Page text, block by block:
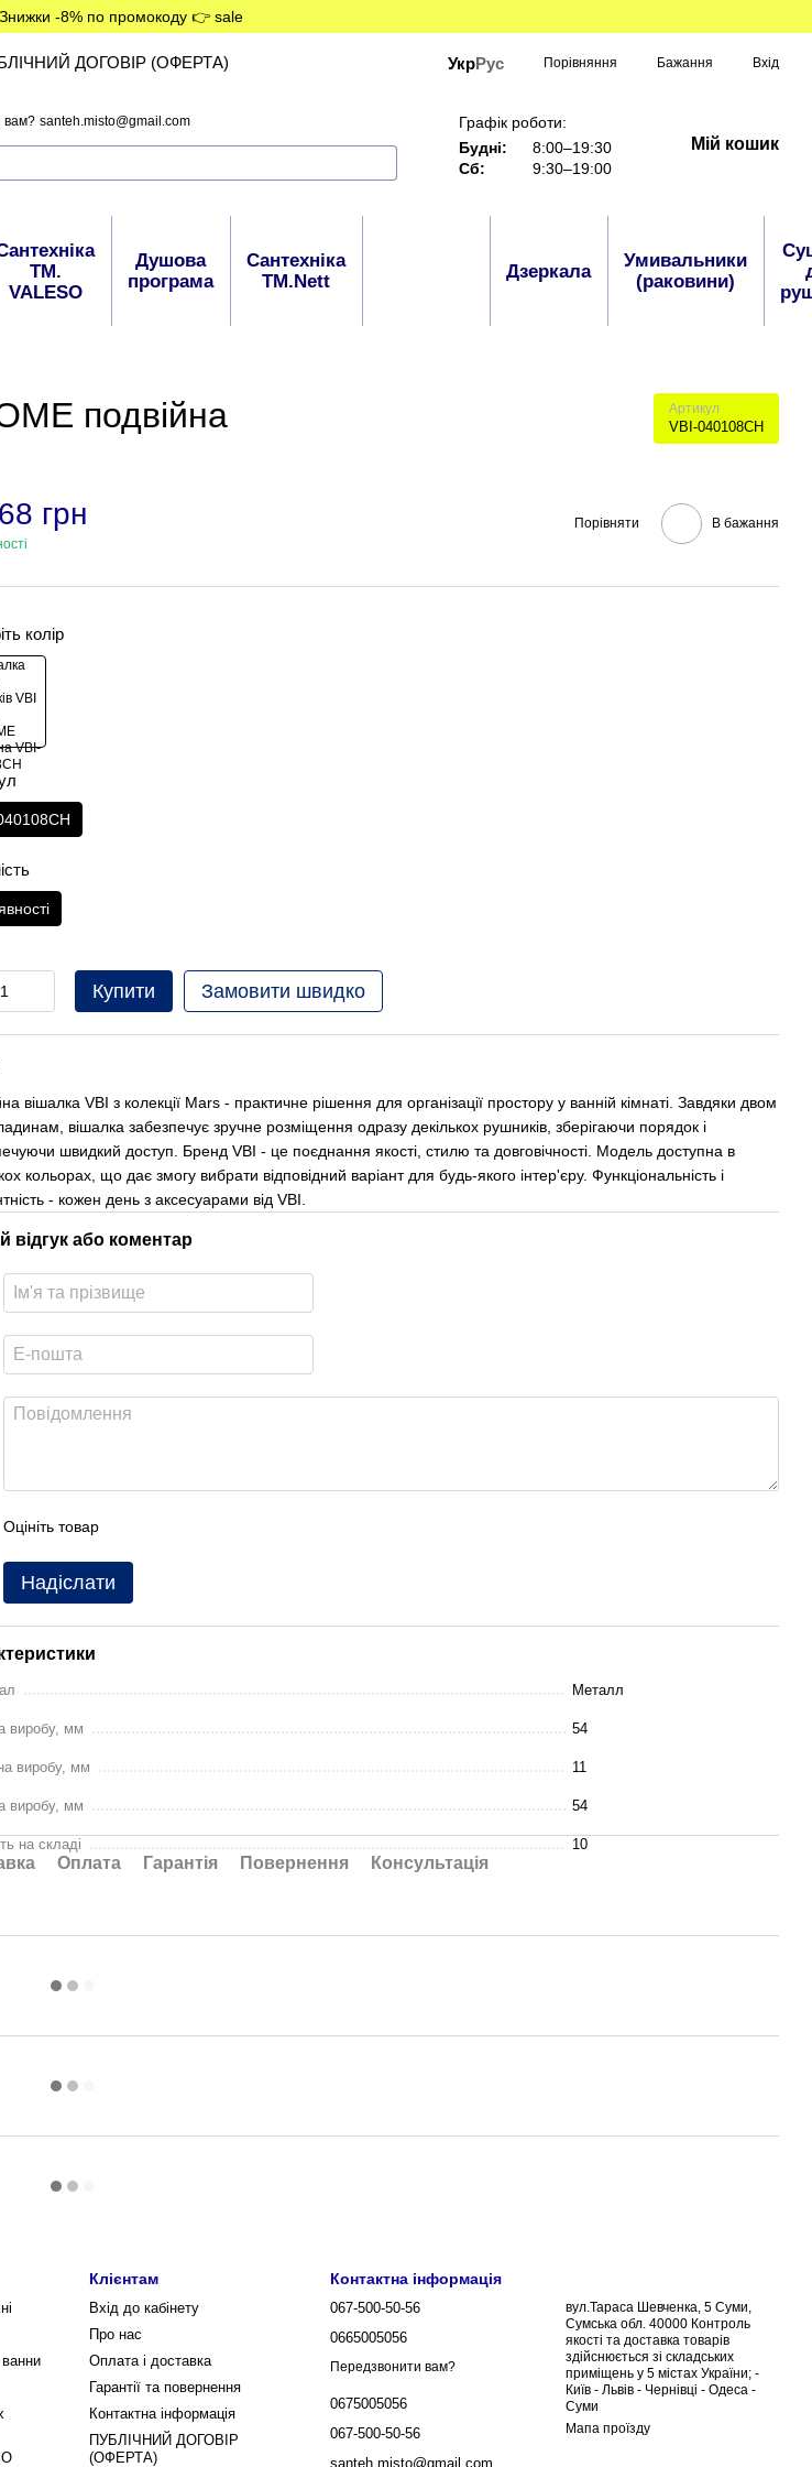
Знижки -8% по промокоду 👉 sale
ДОГОВІР (ОФЕРТА) УкрРус Порівняння Бажання Вхід
вам? santeh.misto@gmail.com
Графік роботи:
Будні:
8:00–19:30
Сб:
9:30–19:00
Мій кошик
ТМ.
VALESO
Душова
програма
Сантехніка
ТМ.Nett
Дзеркала
Умивальники
(раковини)
подвійна Артикул
VBI-040108CH
грн Порівняти В бажання
колір
Купити Замовити швидко
вішалка VBI з колекції Mars - практичне рішення для організації простору у ванній кімнаті. Завдяки двом
вішалка забезпечує зручне розміщення одразу декількох рушників, зберігаючи порядок і
швидкий доступ. Бренд VBI - це поєднання якості, стилю та довговічності. Модель доступна в
кольорах, що дає змогу вибрати відповідний варіант для будь-якого інтер'єру. Функціональність і
- кожен день з аксесуарами від VBI.
відгук або коментар
Оцініть товар
Надіслати
Металл
виробу, мм 54
виробу, мм 11
виробу, мм 54
на складі 10
Оплата Гарантія Повернення Консультація
Клієнтам
Вхід до кабінету
Про нас
Оплата і доставка
Гарантії та повернення
Контактна інформація
ПУБЛІЧНИЙ ДОГОВІР
(ОФЕРТА)
Контактна інформація
067-500-50-56
0665005056
Передзвонити вам?
0675005056
067-500-50-56
santeh.misto@gmail.com
вул.Тараса Шевченка, 5 Суми,
Сумська обл. 40000 Контроль
якості та доставка товарів
здійснюється зі складських
приміщень у 5 містах України; -
Київ - Львів - Чернівці - Одеса -
Суми
Мапа проїзду